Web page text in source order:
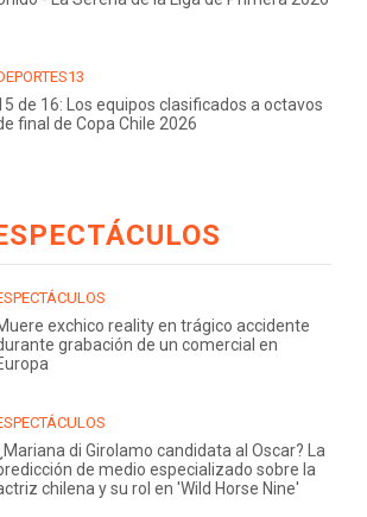
de 16: Los equipos clasificados a octavos
final de Copa Chile 2026
exchico reality en trágico accidente
grabación de un comercial en
di Girolamo candidata al Oscar? La
de medio especializado sobre la
chilena y su rol en 'Wild Horse Nine'